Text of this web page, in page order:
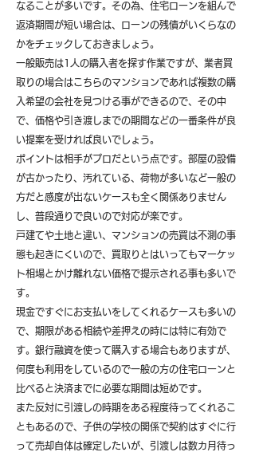
なることが多いです。その為、住宅ローンを組んで
返済期間が短い場合は、ローンの残債がいくらなの
かをチェックしておきましょう。
一般販売は1人の購入者を探す作業ですが、業者買
取りの場合はこちらのマンションであれば複数の購
入希望の会社を見つける事ができるので、その中
で、価格や引き渡しまでの期間などの一番条件が良
い提案を受ければ良いでしょう。
ポイントは相手がプロだという点です。部屋の設備
が古かったり、汚れている、荷物が多いなど一般の
方だと感度が出ないケースも全く関係ありません
し、普段通りで良いので対応が楽です。
戸建てや土地と違い、マンションの売買は不測の事
態も起きにくいので、買取りとはいってもマーケッ
ト相場とかけ離れない価格で提示される事も多いで
す。
現金ですぐにお支払いをしてくれるケースも多いの
で、期限がある相続や差押えの時には特に有効で
す。銀行融資を使って購入する場合もありますが、
何度も利用をしているので一般の方の住宅ローンと
比べると決済までに必要な期間は短めです。
また反対に引渡しの時期をある程度待ってくれるこ
ともあるので、子供の学校の関係で契約はすぐに行
って売却自体は確定したいが、引渡しは数カ月待っ